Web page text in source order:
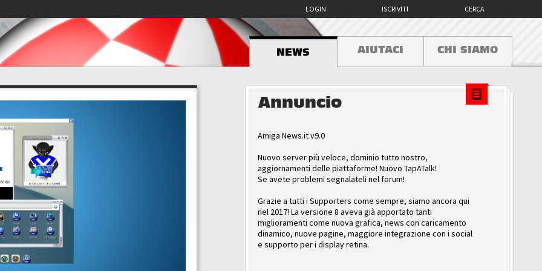
CERCA
ISCRIVITI
LOGIN
NEWS AIUTACI CHI SIAMO
Annuncio
Amiga News.it v9.0
Nuovo server più veloce, dominio tutto nostro,
aggiornamenti delle piattaforme! Nuovo TapATalk!
Se avete problemi segnalateli nel forum!
Grazie a tutti i Supporters come sempre, siamo ancora qui
nel 2017! La versione 8 aveva già apportato tanti
miglioramenti come nuova grafica, news con caricamento
dinamico, nuove pagine, maggiore integrazione con i social
e supporto per i display retina.